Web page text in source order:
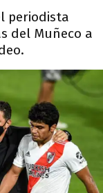
periodista
del Muñeco a